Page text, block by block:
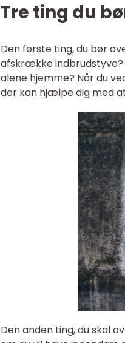
Tre ting du
Den første ting, du bør
afskrække indbrudstyve?
alene hjemme? Når du
der kan hjælpe dig med
Den anden ting, du skal